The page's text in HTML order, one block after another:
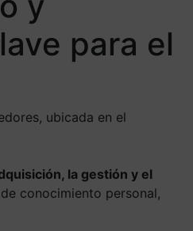
para el
ubicada en el
la gestión y el
conocimiento personal,